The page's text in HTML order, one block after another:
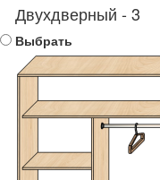
Двухдверный - 3
Выбрать